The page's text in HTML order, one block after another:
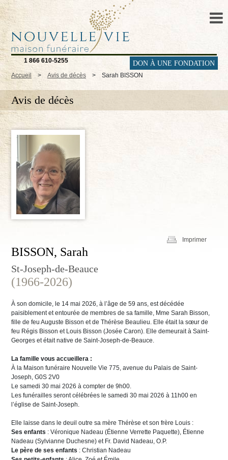
1 866 610-5255 DON À UNE FONDATION
Accueil > Avis de décès > Sarah BISSON
Avis de décès
Imprimer
BISSON, Sarah
St-Joseph-de-Beauce
(1966-2026)
À son domicile, le 14 mai 2026, à l’âge de 59 ans, est décédée
paisiblement et entourée de membres de sa famille, Mme Sarah Bisson,
fille de feu Auguste Bisson et de Thérèse Beaulieu. Elle était la sœur de
feu Régis Bisson et Louis Bisson (Josée Caron). Elle demeurait à Saint-
Georges et était native de Saint-Joseph-de-Beauce.
La famille vous accueillera :
À la Maison funéraire Nouvelle Vie 775, avenue du Palais de Saint-
Joseph, G0S 2V0
Le samedi 30 mai 2026 à compter de 9h00.
Les funérailles seront célébrées le samedi 30 mai 2026 à 11h00 en
l’église de Saint-Joseph.
Elle laisse dans le deuil outre sa mère Thérèse et son frère Louis :
Ses enfants : Véronique Nadeau (Étienne Verrette Paquette), Étienne
Nadeau (Sylvianne Duchesne) et Fr. David Nadeau, O.P.
Le père de ses enfants : Christian Nadeau